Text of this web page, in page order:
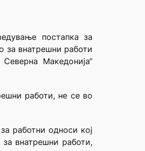
постапка за
за внатрешни работи
Македонија“
работи, не се во
работни односи кој
внатрешни работи,